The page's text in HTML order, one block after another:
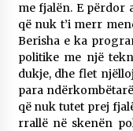
Gazeta Kallarati nr. 114
06/02/2025
me fjalën. E përdor
që nuk t’i merr
Berisha e ka
politike me një
dukje, dhe flet
para
që nuk tutet prej
rrallë në skenën